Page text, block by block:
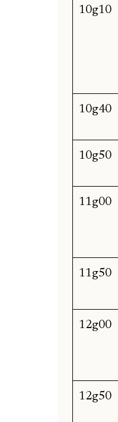
10g10
10g40
10g50
11g00
11g50
12g00
12g50